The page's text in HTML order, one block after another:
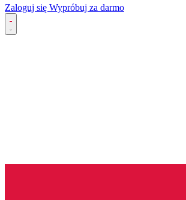
Zaloguj się Wypróbuj za darmo